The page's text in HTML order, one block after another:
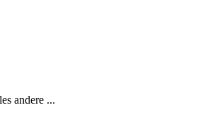
andere ...